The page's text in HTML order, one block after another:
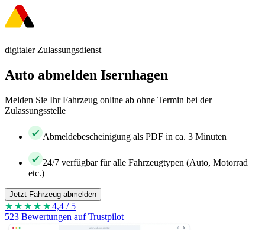
digitaler Zulassungsdienst
Auto abmelden Isernhagen
Melden Sie Ihr Fahrzeug online ab ohne Termin bei der
Zulassungsstelle
Abmeldebescheinigung als PDF in ca. 3 Minuten
24/7 verfügbar für alle Fahrzeugtypen (Auto, Motorrad
etc.)
Jetzt Fahrzeug abmelden
★★★★ ★4,4 / 5
523 Bewertungen auf Trustpilot